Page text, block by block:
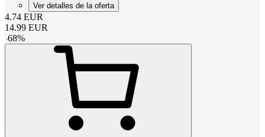
Ver detalles de la oferta
4.74 EUR
14.99 EUR
-68%